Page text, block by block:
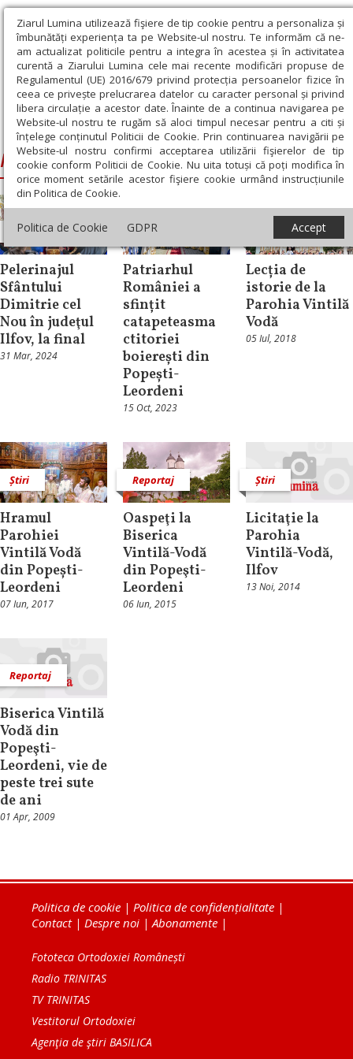
Ziarul Lumina utilizează fişiere de tip cookie pentru a personaliza și
îmbunătăți experiența ta pe Website-ul nostru. Te informăm că ne-
am actualizat politicile pentru a integra în acestea și în activitatea
curentă a Ziarului Lumina cele mai recente modificări propuse de
Regulamentul (UE) 2016/679 privind protecția persoanelor fizice în
ceea ce privește prelucrarea datelor cu caracter personal și privind
libera circulație a acestor date. Înainte de a continua navigarea pe
Website-ul nostru te rugăm să aloci timpul necesar pentru a citi și
înțelege conținutul Politicii de Cookie. Prin continuarea navigării pe
Website-ul nostru confirmi acceptarea utilizării fişierelor de tip
cookie conform Politicii de Cookie. Nu uita totuși că poți modifica în
orice moment setările acestor fişiere cookie urmând instrucțiunile
din Politica de Cookie.
Politica de Cookie GDPR Accept
Ziarul Lumina › Parohia Vintilă Vodă
Parohia Vintilă Vodă
Știri
Pelerinajul
Sfântului
Dimitrie cel
Nou în judeţul
Ilfov, la final
31 Mar, 2024
Știri
Patriarhul
României a
sfințit
catapeteasma
ctitoriei
boierești din
Popești-
Leordeni
15 Oct, 2023
Reportaj
Lecția de
istorie de la
Parohia Vintilă
Vodă
05 Iul, 2018
Știri
Hramul
Parohiei
Vintilă Vodă
din Popești-
Leordeni
07 Iun, 2017
Reportaj
Oaspeţi la
Biserica
Vintilă-Vodă
din Popeşti-
Leordeni
06 Iun, 2015
Știri
Licitaţie la
Parohia
Vintilă-Vodă,
Ilfov
13 Noi, 2014
Reportaj
Biserica Vintilă
Vodă din
Popeşti-
Leordeni, vie de
peste trei sute
de ani
01 Apr, 2009
Politica de cookie | Politica de confidențialitate |
Contact| Despre noi |Abonamente |
Fototeca Ortodoxiei Românești
Radio TRINITAS
TV TRINITAS
Vestitorul Ortodoxiei
Agenţia de ştiri BASILICA